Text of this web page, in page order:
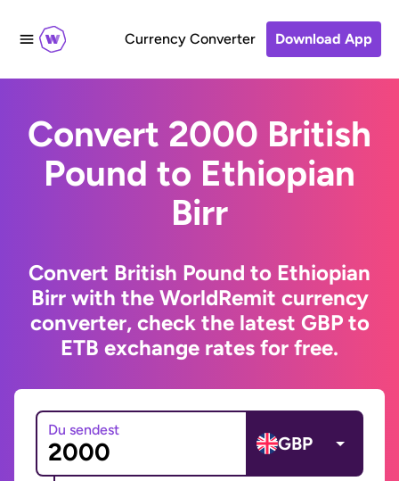
Currency Converter Download App
Convert 2000 British
Pound to Ethiopian
Birr
Convert British Pound to Ethiopian
Birr with the WorldRemit currency
converter, check the latest GBP to
ETB exchange rates for free.
Du sendest
GBP